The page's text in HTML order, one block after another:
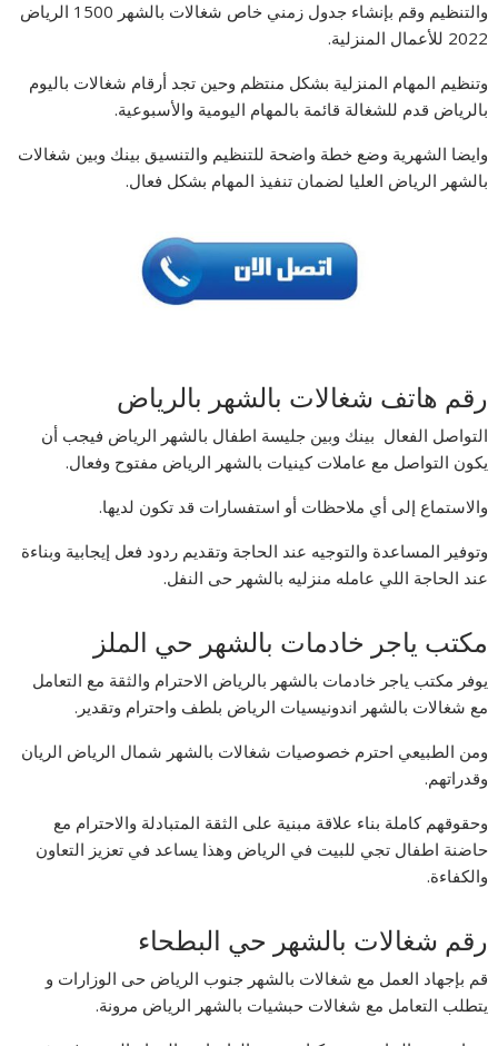
والتنظيم وقم بإنشاء جدول زمني خاص شغالات بالشهر 1500 الرياض
2022 للأعمال المنزلية.
وتنظيم المهام المنزلية بشكل منتظم وحين تجد أرقام شغالات باليوم
بالرياض قدم للشغالة قائمة بالمهام اليومية والأسبوعية.
وايضا الشهرية وضع خطة واضحة للتنظيم والتنسيق بينك وبين شغالات
بالشهر الرياض العليا لضمان تنفيذ المهام بشكل فعال.
رقم هاتف شغالات بالشهر بالرياض
التواصل الفعال بينك وبين جليسة اطفال بالشهر الرياض فيجب أن
يكون التواصل مع عاملات كينيات بالشهر الرياض مفتوح وفعال.
والاستماع إلى أي ملاحظات أو استفسارات قد تكون لديها.
وتوفير المساعدة والتوجيه عند الحاجة وتقديم ردود فعل إيجابية وبناءة
عند الحاجة اللي عامله منزليه بالشهر حى النفل.
مكتب ياجر خادمات بالشهر حي الملز
يوفر مكتب ياجر خادمات بالشهر بالرياض الاحترام والثقة مع التعامل
مع شغالات بالشهر اندونيسيات الرياض بلطف واحترام وتقدير.
ومن الطبيعي احترم خصوصيات شغالات بالشهر شمال الرياض الريان
وقدراتهم.
وحقوقهم كاملة بناء علاقة مبنية على الثقة المتبادلة والاحترام مع
حاضنة اطفال تجي للبيت في الرياض وهذا يساعد في تعزيز التعاون
والكفاءة.
رقم شغالات بالشهر حي البطحاء
قم بإجهاد العمل مع شغالات بالشهر جنوب الرياض حى الوزارات و
يتطلب التعامل مع شغالات حبشيات بالشهر الرياض مرونة.